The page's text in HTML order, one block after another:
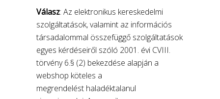
Válasz: Az elektronikus kereskedelmi
szolgáltatások, valamint az információs
társadalommal összefüggő szolgáltatások
egyes kérdéseiről szóló 2001. évi CVIII.
törvény 6.§ (2) bekezdése alapján a
webshop köteles a
megrendelést haladéktalanul